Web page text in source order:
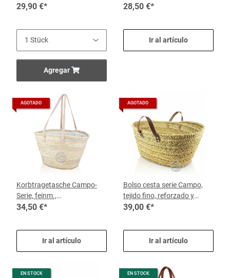
largas correas de cuero 50
29,90 €*
Agregar
cobertura de tela y correas
cada cesta
28,50 €*
Ir al artículo
AGOTADO
Korbtragetasche Campo-
Serie, feinm.,
Stoffabdeckung und langen
29, je Korb
34,50 €*
Ir al artículo
AGOTADO
Bolso cesta serie Campo,
tejido fino, reforzado y
robusto con asas cortas de
39,00 €*
Ir al artículo
EN STOCK EN STOCK